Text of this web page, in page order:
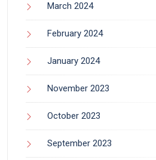
March 2024
February 2024
January 2024
November 2023
October 2023
September 2023